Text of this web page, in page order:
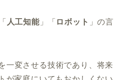
人工知能」「 ロボット 」の言
一変させる技術であり、将来